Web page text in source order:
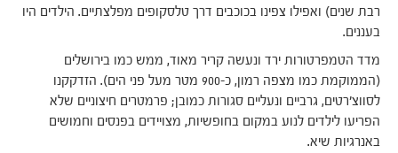
רבת שנים) ואפילו צפינו בכוכבים דרך טלסקופים מפלצתיים. הילדים היו
בעננים.
מדד הטמפרטורות ירד ונעשה קריר מאוד, ממש כמו בירושלים
(הממוקמת כמו מצפה רמון, כ-900 מטר מעל פני הים). הזדקקנו
לסווצ'רטים, גרביים ונעליים סגורות כמובן; פרמטרים חיצוניים שלא
הפריעו לילדים לנוע במקום בחופשיות, מצויידים בפנסים וחמושים
באנרגיות שיא.